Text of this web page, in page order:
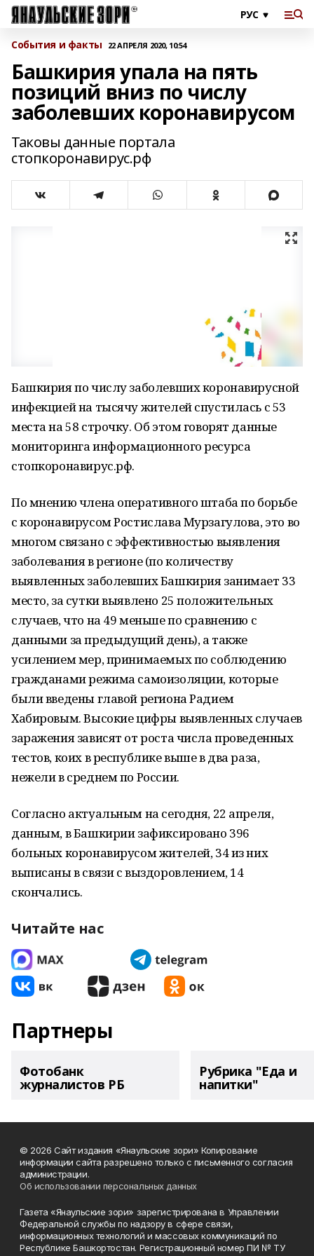
События и факты 22 АПРЕЛЯ 2020, 10:54
Башкирия упала на пять
позиций вниз по числу
заболевших коронавирусом
Таковы данные портала
стопкоронавирус.рф
Башкирия по числу заболевших коронавирусной
инфекцией на тысячу жителей спустилась с 53
места на 58 строчку. Об этом говорят данные
мониторинга информационного ресурса
стопкоронавирус.рф.
По мнению члена оперативного штаба по борьбе
с коронавирусом Ростислава Мурзагулова, это во
многом связано с эффективностью выявления
заболевания в регионе (по количеству
выявленных заболевших Башкирия занимает 33
место, за сутки выявлено 25 положительных
случаев, что на 49 меньше по сравнению с
данными за предыдущий день), а также
усилением мер, принимаемых по соблюдению
гражданами режима самоизоляции, которые
были введены главой региона Радием
Хабировым. Высокие цифры выявленных случаев
заражения зависят от роста числа проведенных
тестов, коих в республике выше в два раза,
нежели в среднем по России.
Согласно актуальным на сегодня, 22 апреля,
данным, в Башкирии зафиксировано 396
больных коронавирусом жителей, 34 из них
выписаны в связи с выздоровлением, 14
скончались.
Читайте нас
Партнеры
Фотобанк
журналистов РБ
Рубрика "Еда и
напитки"
© 2026 Сайт издания «Янаульские зори» Копирование
информации сайта разрешено только с письменного согласия
администрации.
Об использовании персональных данных
Газета «Янаульские зори» зарегистрирована в Управлении
Федеральной службы по надзору в сфере связи,
информационных технологий и массовых коммуникаций по
Республике Башкортостан. Регистрационный номер ПИ № ТУ